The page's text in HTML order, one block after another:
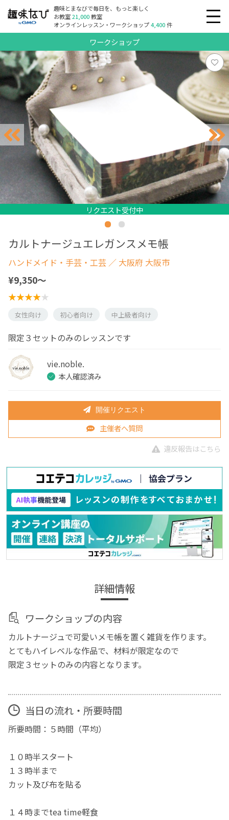
趣味とまなびで毎日を、もっと楽しく
お教室21,000教室
オンラインレッスン・ワークショップ4,400件
ワークショップ
リクエスト受付中
リクエスト受付中
リクエスト受付中
カルトナージュエレガンスメモ帳
ハンドメイド・手芸・工芸 ／ 大阪府 大阪市
¥9,350〜
女性向け 初心者向け 中上級者向け
限定３セットのみのレッスンです
vie.noble.
本人確認済み
開催リクエスト
主催者へ質問
違反報告はこちら
詳細情報
ワークショップの内容
カルトナージュで可愛いメモ帳を置く雑貨を作ります。
とてもハイレベルな作品で、材料が限定なので
限定３セットのみの内容となります。
当日の流れ・所要時間
所要時間：５時間（平均）
１０時半スタート
１３時半まで
カット及び布を貼る
１４時までtea time軽食